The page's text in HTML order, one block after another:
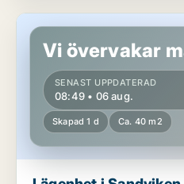
Lägenhet i Sandviken
Vi övervakar
SENAST UPPDATERAD
08:49 • 06 aug.
Skapad 1 d Ca. 40 m2